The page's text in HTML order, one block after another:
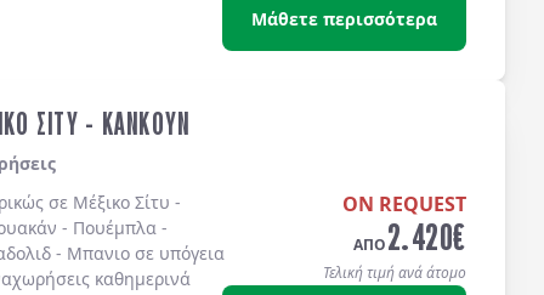
πλήθος
ιστορική
της ζωή.
Μάθετε περισσότερα
ΣΙΤΥ - ΚΑΝΚΟΥΝ
σε Μέξικο Σίτυ -
- Πουέμπλα -
- Μπανιο σε υπόγεια
καθημερινά
ON REQUEST
ΑΠΟ2.420€
Τελική τιμή ανά άτομο